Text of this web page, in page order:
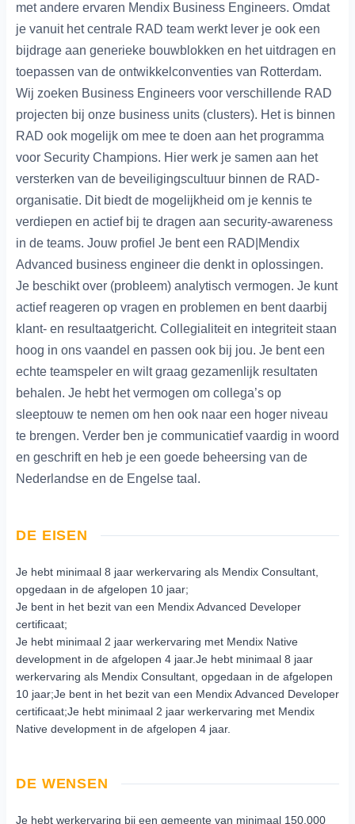
met andere ervaren Mendix Business Engineers. Omdat
je vanuit het centrale RAD team werkt lever je ook een
bijdrage aan generieke bouwblokken en het uitdragen en
toepassen van de ontwikkelconventies van Rotterdam.
Wij zoeken Business Engineers voor verschillende RAD
projecten bij onze business units (clusters). Het is binnen
RAD ook mogelijk om mee te doen aan het programma
voor Security Champions. Hier werk je samen aan het
versterken van de beveiligingscultuur binnen de RAD-
organisatie. Dit biedt de mogelijkheid om je kennis te
verdiepen en actief bij te dragen aan security-awareness
in de teams. Jouw profiel Je bent een RAD|Mendix
Advanced business engineer die denkt in oplossingen.
Je beschikt over (probleem) analytisch vermogen. Je kunt
actief reageren op vragen en problemen en bent daarbij
klant- en resultaatgericht. Collegialiteit en integriteit staan
hoog in ons vaandel en passen ook bij jou. Je bent een
echte teamspeler en wilt graag gezamenlijk resultaten
behalen. Je hebt het vermogen om collega’s op
sleeptouw te nemen om hen ook naar een hoger niveau
te brengen. Verder ben je communicatief vaardig in woord
en geschrift en heb je een goede beheersing van de
Nederlandse en de Engelse taal.
DE EISEN
Je hebt minimaal 8 jaar werkervaring als Mendix Consultant,
opgedaan in de afgelopen 10 jaar;
Je bent in het bezit van een Mendix Advanced Developer
certificaat;
Je hebt minimaal 2 jaar werkervaring met Mendix Native
development in de afgelopen 4 jaar.Je hebt minimaal 8 jaar
werkervaring als Mendix Consultant, opgedaan in de afgelopen
10 jaar;Je bent in het bezit van een Mendix Advanced Developer
certificaat;Je hebt minimaal 2 jaar werkervaring met Mendix
Native development in de afgelopen 4 jaar.
DE WENSEN
Je hebt werkervaring bij een gemeente van minimaal 150.000